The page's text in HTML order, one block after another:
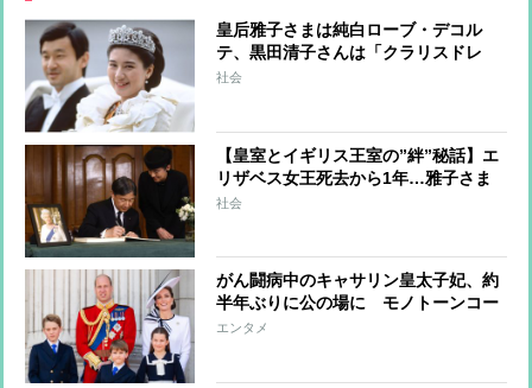
皇后雅子さまは純白ローブ・デコル
テ、黒田清子さんは「クラリスドレ
ス」と話題に 女性皇族の華麗な
社会
【皇室とイギリス王室の”絆”秘話】エ
リザベス女王死去から1年…雅子さま
へ女王からのやさしさ溢れる手紙、天
社会
がん闘病中のキャサリン皇太子妃、約
半年ぶりに公の場に モノトーンコー
デファッションにみる”家族の絆”
エンタメ